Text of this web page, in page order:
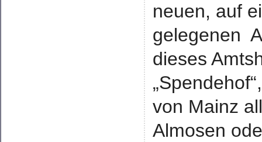
neuen, auf
gelegenen
dieses
von Mainz
Almosen